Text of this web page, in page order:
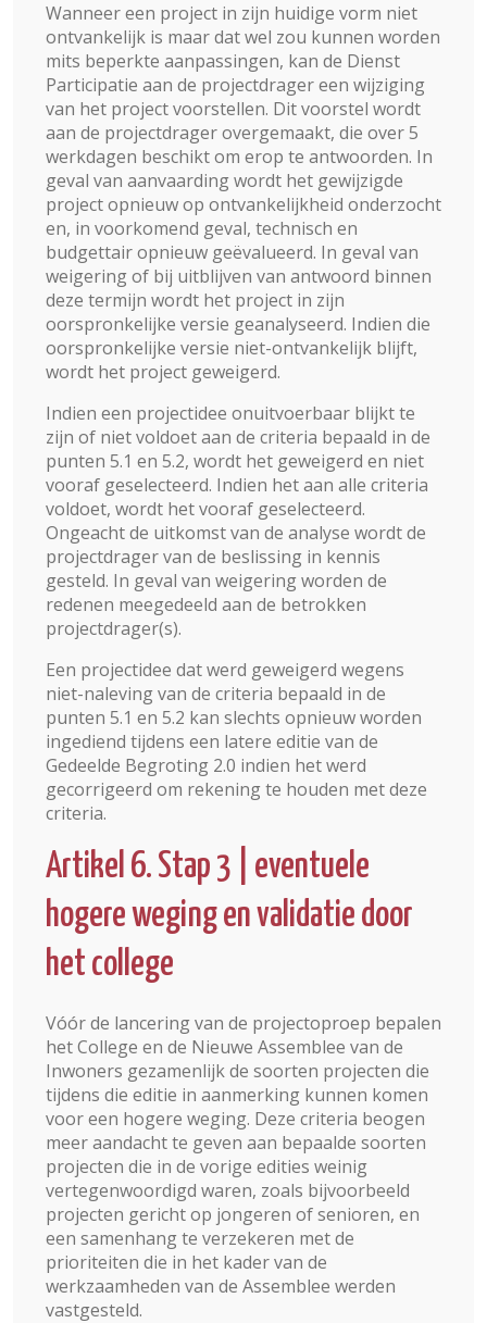
Wanneer een project in zijn huidige vorm niet
ontvankelijk is maar dat wel zou kunnen worden
mits beperkte aanpassingen, kan de Dienst
Participatie aan de projectdrager een wijziging
van het project voorstellen. Dit voorstel wordt
aan de projectdrager overgemaakt, die over 5
werkdagen beschikt om erop te antwoorden. In
geval van aanvaarding wordt het gewijzigde
project opnieuw op ontvankelijkheid onderzocht
en, in voorkomend geval, technisch en
budgettair opnieuw geëvalueerd. In geval van
weigering of bij uitblijven van antwoord binnen
deze termijn wordt het project in zijn
oorspronkelijke versie geanalyseerd. Indien die
oorspronkelijke versie niet-ontvankelijk blijft,
wordt het project geweigerd.
Indien een projectidee onuitvoerbaar blijkt te
zijn of niet voldoet aan de criteria bepaald in de
punten 5.1 en 5.2, wordt het geweigerd en niet
vooraf geselecteerd. Indien het aan alle criteria
voldoet, wordt het vooraf geselecteerd.
Ongeacht de uitkomst van de analyse wordt de
projectdrager van de beslissing in kennis
gesteld. In geval van weigering worden de
redenen meegedeeld aan de betrokken
projectdrager(s).
Een projectidee dat werd geweigerd wegens
niet-naleving van de criteria bepaald in de
punten 5.1 en 5.2 kan slechts opnieuw worden
ingediend tijdens een latere editie van de
Gedeelde Begroting 2.0 indien het werd
gecorrigeerd om rekening te houden met deze
criteria.
Artikel 6. Stap 3 | eventuele
hogere weging en validatie door
het college
Vóór de lancering van de projectoproep bepalen
het College en de Nieuwe Assemblee van de
Inwoners gezamenlijk de soorten projecten die
tijdens die editie in aanmerking kunnen komen
voor een hogere weging. Deze criteria beogen
meer aandacht te geven aan bepaalde soorten
projecten die in de vorige edities weinig
vertegenwoordigd waren, zoals bijvoorbeeld
projecten gericht op jongeren of senioren, en
een samenhang te verzekeren met de
prioriteiten die in het kader van de
werkzaamheden van de Assemblee werden
vastgesteld.